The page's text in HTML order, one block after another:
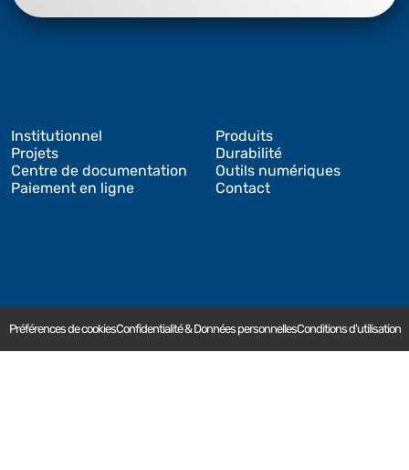
Institutionnel
Produits
Projets
Durabilité
Centre de documentation
Outils numériques
Paiement en ligne
Contact
Préférences de cookiesConfidentialité & Données personnellesConditions d'utilisation